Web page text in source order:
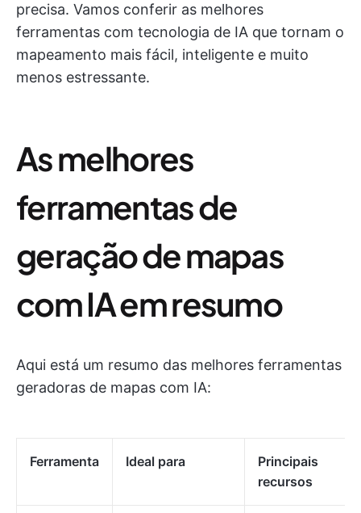
precisa. Vamos conferir as melhores
ferramentas com tecnologia de IA que tornam o
mapeamento mais fácil, inteligente e muito
menos estressante.
As melhores
ferramentas de
geração de mapas
com IA em resumo
Aqui está um resumo das melhores ferramentas
geradoras de mapas com IA:
Ferramenta Ideal para
Principais
recursos